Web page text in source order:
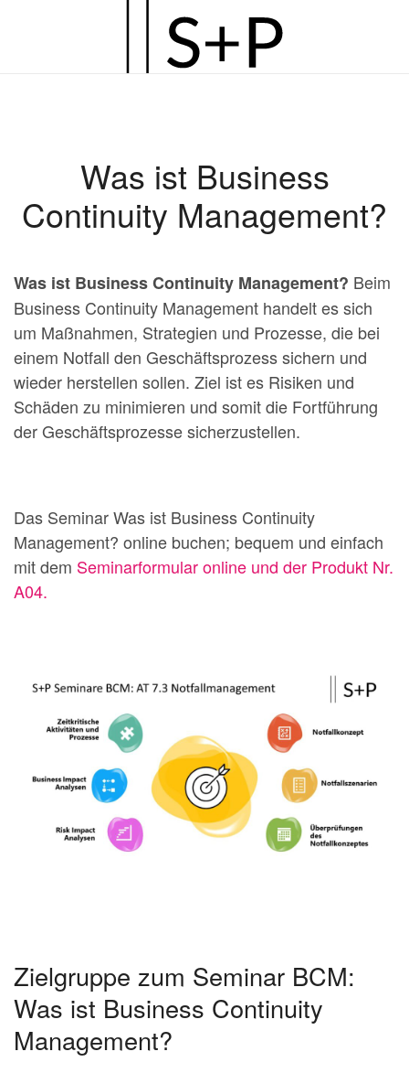
Was ist Business
Continuity Management?
Was ist Business Continuity Management? Beim
Business Continuity Management handelt es sich
um Maßnahmen, Strategien und Prozesse, die bei
einem Notfall den Geschäftsprozess sichern und
wieder herstellen sollen. Ziel ist es Risiken und
Schäden zu minimieren und somit die Fortführung
der Geschäftsprozesse sicherzustellen.
Das Seminar Was ist Business Continuity
Management? online buchen; bequem und einfach
mit dem Seminarformular online und der Produkt Nr.
A04.
Zielgruppe zum Seminar BCM:
Was ist Business Continuity
Management?